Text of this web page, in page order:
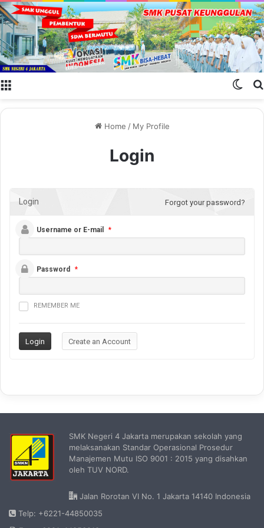
Home / My Profile
Login
Login Forgot your password?
Username or E-mail *
Password *
REMEMBER ME
SMK Negeri 4 Jakarta merupakan sekolah yang
melaksanakan Standar Operasional Prosedur
Manajemen Mutu ISO 9001 : 2015 yang disahkan
oleh TUV NORD.
Jalan Rorotan VI No. 1 Jakarta 14140 Indonesia
Telp: +6221-44850035